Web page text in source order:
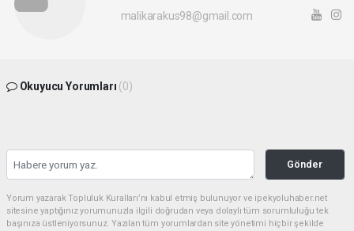
malikarakus98@gmail.com
Okuyucu Yorumları (0)
Gönder
Yorum yazarak Topluluk Kuralları’nı kabul etmiş bulunuyor ve ipekyoluhaber.net
sitesine yaptığınız yorumunuzla ilgili doğrudan veya dolaylı tüm sorumluluğu tek
başınıza üstleniyorsunuz. Yazılan tüm yorumlardan site yönetimi hiçbir şekilde